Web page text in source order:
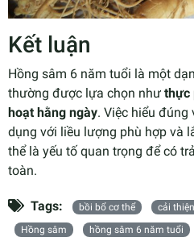
Kết luận
Hồng sâm 6 năm tuổi là một
thường được lựa chọn như thực
hoạt hằng ngày. Việc hiểu
dụng với liều lượng phù hợp và
thể là yếu tố quan trọng để có
toàn.
Tags: bồi bổ cơ thể cải
Hồng sâm
hồng sâm 6 năm tuổi